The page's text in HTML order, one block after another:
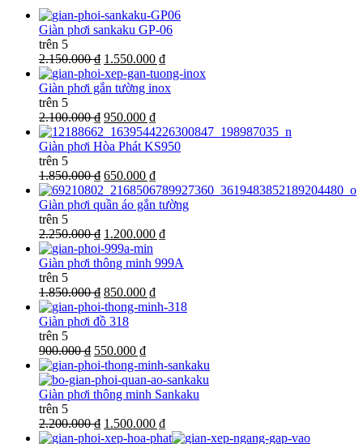
Giàn phơi sankaku GP-06
trên 5
2.150.000 ₫ 1.550.000 ₫
Giàn phơi gắn tường inox
trên 5
2.100.000 ₫ 950.000 ₫
Giàn phơi Hòa Phát KS950
trên 5
1.850.000 ₫ 650.000 ₫
Giàn phơi quần áo gắn tường
trên 5
2.250.000 ₫ 1.200.000 ₫
Giàn phơi thông minh 999A
trên 5
1.850.000 ₫ 850.000 ₫
Giàn phơi đồ 318
trên 5
900.000 ₫ 550.000 ₫
Giàn phơi thông minh Sankaku
trên 5
2.200.000 ₫ 1.500.000 ₫